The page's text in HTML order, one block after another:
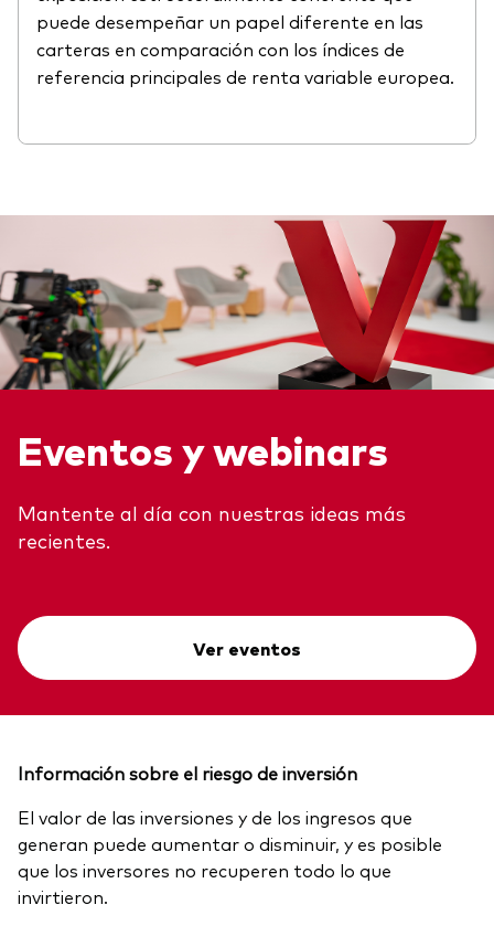
puede desempeñar un papel diferente en las
carteras en comparación con los índices de
referencia principales de renta variable europea.
Eventos y webinars
Mantente al día con nuestras ideas más
recientes.
Ver eventos
Información sobre el riesgo de inversión
El valor de las inversiones y de los ingresos que
generan puede aumentar o disminuir, y es posible
que los inversores no recuperen todo lo que
invirtieron.